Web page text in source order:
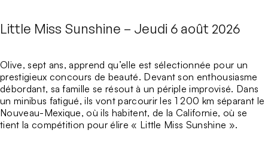
Little Miss Sunshine – Jeudi 6 août 2026
Olive, sept ans, apprend qu’elle est sélectionnée pour un
prestigieux concours de beauté. Devant son enthousiasme
débordant, sa famille se résout à un périple improvisé. Dans
un minibus fatigué, ils vont parcourir les 1 200 km séparant le
Nouveau-Mexique, où ils habitent, de la Californie, où se
tient la compétition pour élire « Little Miss Sunshine ».